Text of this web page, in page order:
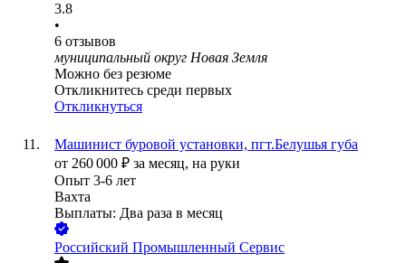
3.8
•
6 отзывов
муниципальный округ Новая Земля
Можно без резюме
Откликнитесь среди первых
Откликнуться
Машинист буровой установки, пгт.Белушья губа
от 260 000 ₽ за месяц, на руки
Опыт 3-6 лет
Вахта
Выплаты: Два раза в месяц
Российский Промышленный Сервис